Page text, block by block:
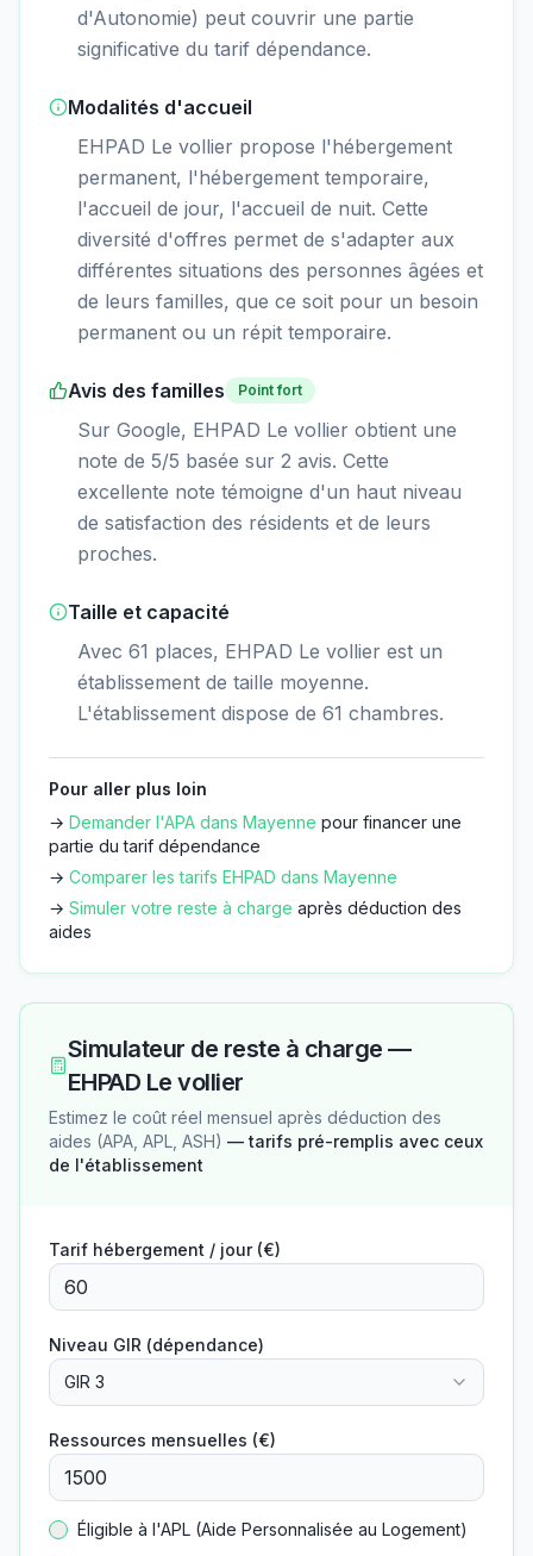
d'Autonomie) peut couvrir une partie
significative du tarif dépendance.
Modalités d'accueil
EHPAD Le vollier propose l'hébergement
permanent, l'hébergement temporaire,
l'accueil de jour, l'accueil de nuit. Cette
diversité d'offres permet de s'adapter aux
différentes situations des personnes âgées et
de leurs familles, que ce soit pour un besoin
permanent ou un répit temporaire.
Avis des familles Point fort
Sur Google, EHPAD Le vollier obtient une
note de 5/5 basée sur 2 avis. Cette
excellente note témoigne d'un haut niveau
de satisfaction des résidents et de leurs
proches.
Taille et capacité
Avec 61 places, EHPAD Le vollier est un
établissement de taille moyenne.
L'établissement dispose de 61 chambres.
Pour aller plus loin
→ Demander l'APA dans Mayenne pour financer une
partie du tarif dépendance
→ Comparer les tarifs EHPAD dans Mayenne
→ Simuler votre reste à charge après déduction des
aides
Simulateur de reste à charge —
EHPAD Le vollier
Estimez le coût réel mensuel après déduction des
aides (APA, APL, ASH) — tarifs pré-remplis avec ceux
de l'établissement
Tarif hébergement / jour (€)
Niveau GIR (dépendance)
GIR 3
Ressources mensuelles (€)
Éligible à l'APL (Aide Personnalisée au Logement)